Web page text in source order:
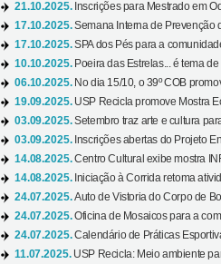
21.10.2025. Inscrições para Mestrado em
17.10.2025.Semana Interna de Prevenção
17.10.2025.SPA dos Pés para a
10.10.2025. Poeira das Estrelas... é tema de
06.10.2025. No dia 15/10, o 39º COB
19.09.2025. USP Recicla promove Mostra
03.09.2025.Setembro traz arte e cultura
03.09.2025. Inscrições abertas do Projeto
14.08.2025.Centro Cultural exibe mostra
14.08.2025. Iniciação à Corrida retoma
24.07.2025.Auto de Vistoria do Corpo de
24.07.2025.Oficina de Mosaicos para a
24.07.2025.Calendário de Práticas
11.07.2025. USP Recicla: Meio ambiente